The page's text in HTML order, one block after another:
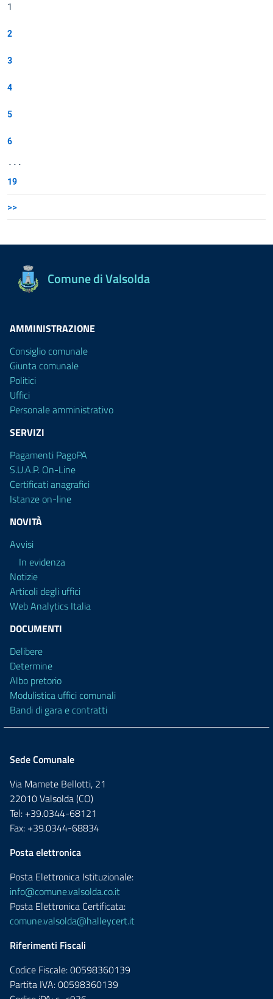
1
2
3
4
5
6
...
19
>>
Comune di Valsolda
AMMINISTRAZIONE
Consiglio comunale
Giunta comunale
Politici
Uffici
Personale amministrativo
SERVIZI
Pagamenti PagoPA
S.U.A.P. On-Line
Certificati anagrafici
Istanze on-line
NOVITÀ
Avvisi
In evidenza
Notizie
Articoli degli uffici
Web Analytics Italia
DOCUMENTI
Delibere
Determine
Albo pretorio
Modulistica uffici comunali
Bandi di gara e contratti
Sede Comunale
Via Mamete Bellotti, 21
22010 Valsolda (CO)
Tel: +39.0344-68121
Fax: +39.0344-68834
Posta elettronica
Posta Elettronica Istituzionale:
info@comune.valsolda.co.it
Posta Elettronica Certificata:
comune.valsolda@halleycert.it
Riferimenti Fiscali
Codice Fiscale: 00598360139
Partita IVA: 00598360139